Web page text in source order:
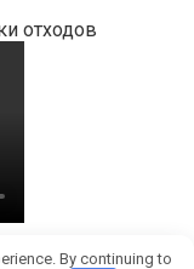
отходов
By continuing to